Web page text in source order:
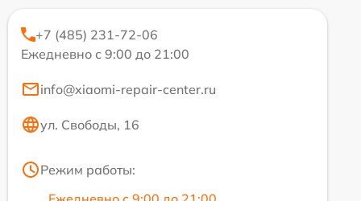
+7 (485) 231-72-06
Ежедневно с 9:00 до 21:00
info@xiaomi-repair-center.ru
ул. Свободы, 16
Режим работы: